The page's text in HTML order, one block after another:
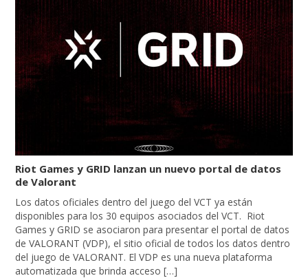
Riot Games y GRID lanzan un nuevo portal de datos
de Valorant
Los datos oficiales dentro del juego del VCT ya están
disponibles para los 30 equipos asociados del VCT. Riot
Games y GRID se asociaron para presentar el portal de datos
de VALORANT (VDP), el sitio oficial de todos los datos dentro
del juego de VALORANT. El VDP es una nueva plataforma
automatizada que brinda acceso […]